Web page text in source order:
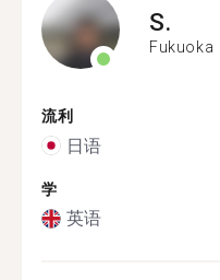
S.
Fukuoka
流利
日语
学
英语